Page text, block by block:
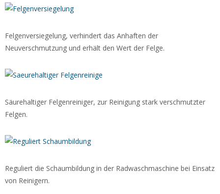
Felgenversiegelung, verhindert das Anhaften der
Neuverschmutzung und erhält den Wert der Felge.
Säurehaltiger Felgenreiniger, zur Reinigung stark verschmutzter
Felgen.
Reguliert die Schaumbildung in der Radwaschmaschine bei Einsatz
von Reinigern.